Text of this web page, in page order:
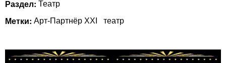
Раздел: Театр
Метки: Арт-Партнёр XXI театр